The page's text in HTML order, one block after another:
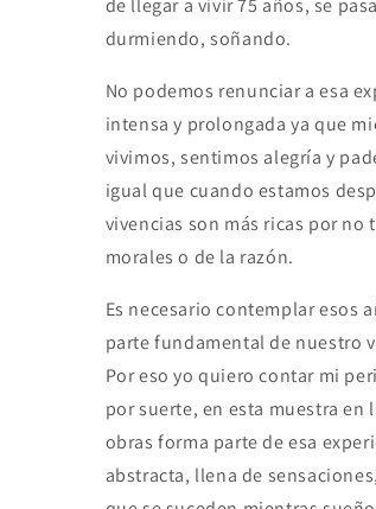
de llegar a vivir 75 años, se
durmiendo, soñando.
No podemos renunciar a esa
intensa y prolongada ya que
vivimos, sentimos alegría y
igual que cuando estamos
vivencias son más ricas por
morales o de la razón.
Es necesario contemplar esos
parte fundamental de nuestro
Por eso yo quiero contar mi
por suerte, en esta muestra en
obras forma parte de esa
abstracta, llena de